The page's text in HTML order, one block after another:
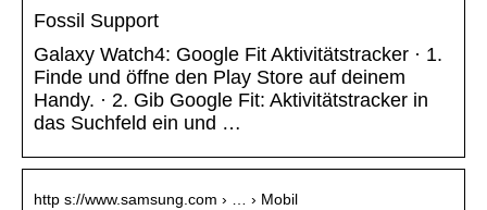
Fossil Support
Galaxy Watch4: Google Fit Aktivitätstracker · 1.
Finde und öffne den Play Store auf deinem
Handy. · 2. Gib Google Fit: Aktivitätstracker in
das Suchfeld ein und …
http s://www.samsung.com › … › Mobil